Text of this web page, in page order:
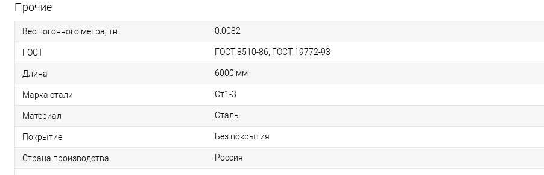
Прочие
Вес погонного метра, тн 0.0082
ГОСТ ГОСТ 8510-86, ГОСТ 19772-93
Длина 6000 мм
Марка стали Ст1-3
Материал Сталь
Покрытие Без покрытия
Страна производства Россия